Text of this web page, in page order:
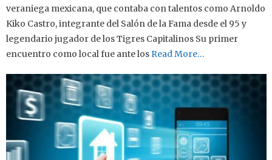
veraniega mexicana, que contaba con talentos como Arnoldo
Kiko Castro, integrante del Salón de la Fama desde el 95 y
legendario jugador de los Tigres Capitalinos Su primer
encuentro como local fue ante los Read More…